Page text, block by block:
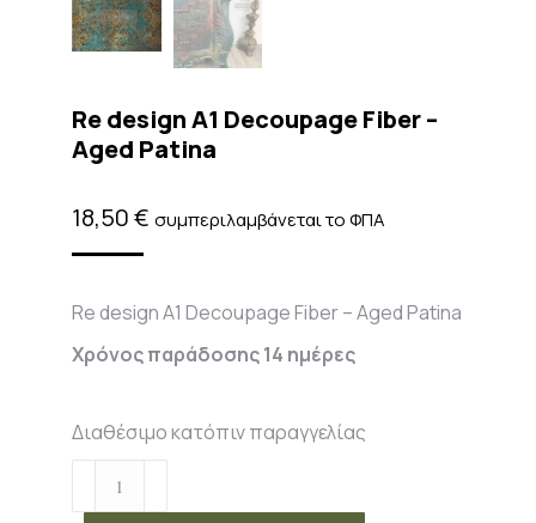
Re design A1 Decoupage Fiber –
Aged Patina
18,50€ συμπεριλαμβάνεται το ΦΠΑ
Re design A1 Decoupage Fiber – Aged Patina
Χρόνος παράδοσης 14 ημέρες
Διαθέσιμο κατόπιν παραγγελίας
design